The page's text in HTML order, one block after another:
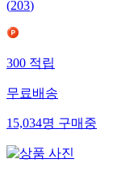
(203)
300적립
무료배송
15,034명구매중